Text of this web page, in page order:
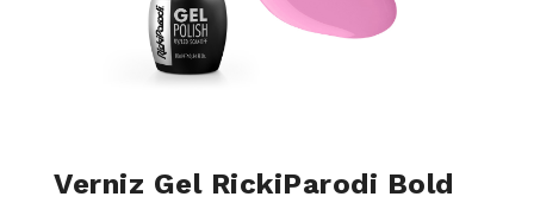
Verniz Gel RickiParodi Bold